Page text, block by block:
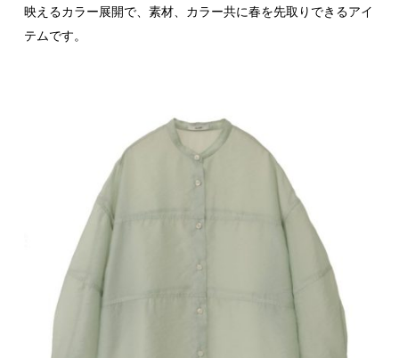
映えるカラー展開で、素材、カラー共に春を先取りできるアイ
テムです。